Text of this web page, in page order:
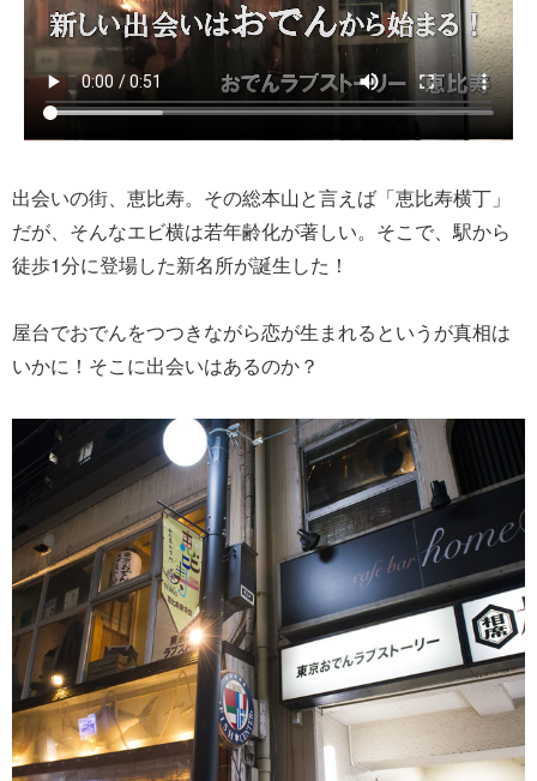
出会いの街、恵比寿。その総本山と言えば「恵比寿横丁」
だが、そんなエビ横は若年齢化が著しい。そこで、駅から
徒歩1分に登場した新名所が誕生した！
屋台でおでんをつつきながら恋が生まれるというが真相は
いかに！そこに出会いはあるのか？